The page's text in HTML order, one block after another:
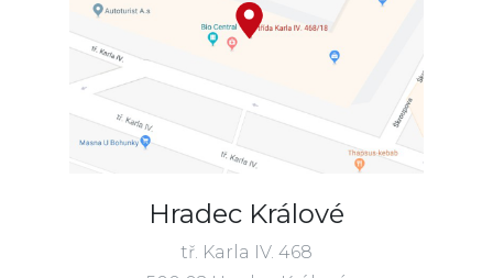
Hradec Králové
tř. Karla IV. 468